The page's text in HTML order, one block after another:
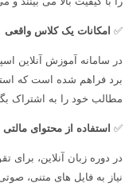
✅ امکانات یک کلاس واقعی
در سامانه آموزش آنلاین
برد فراهم شده است که
مطالب خود را به اشتراک
✅ استفاده از محتوای مالتی
در دوره زبان آنلاین، برای
نیاز به فایل های متنی،